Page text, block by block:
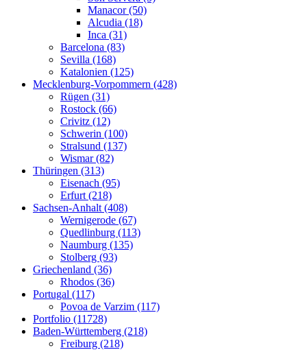
Manacor (50)
Alcudia (18)
Inca (31)
Barcelona (83)
Sevilla (168)
Katalonien (125)
Mecklenburg-Vorpommern (428)
Rügen (31)
Rostock (66)
Crivitz (12)
Schwerin (100)
Stralsund (137)
Wismar (82)
Thüringen (313)
Eisenach (95)
Erfurt (218)
Sachsen-Anhalt (408)
Wernigerode (67)
Quedlinburg (113)
Naumburg (135)
Stolberg (93)
Griechenland (36)
Rhodos (36)
Portugal (117)
Povoa de Varzim (117)
Portfolio (11728)
Baden-Württemberg (218)
Freiburg (218)